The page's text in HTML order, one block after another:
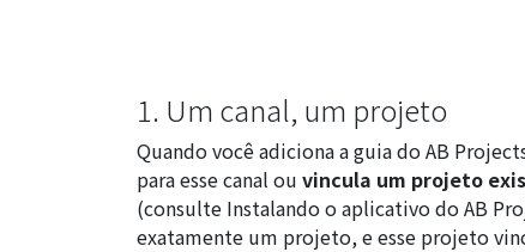
1. Um canal, um projeto
Quando você adiciona a guia do AB
para esse canal ou vincula um projeto
(consulte Instalando o aplicativo do AB
exatamente um projeto, e esse projeto